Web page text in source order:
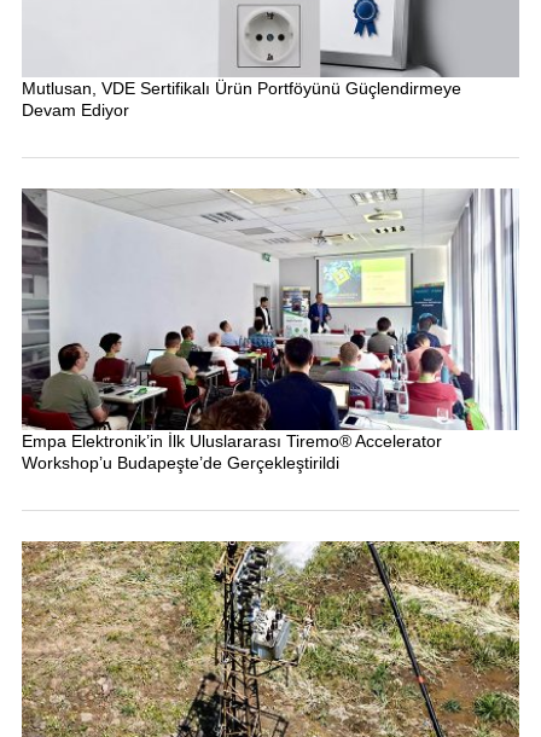
Mutlusan, VDE Sertifikalı Ürün Portföyünü Güçlendirmeye
Devam Ediyor
Empa Elektronik’in İlk Uluslararası Tiremo® Accelerator
Workshop’u Budapeşte’de Gerçekleştirildi